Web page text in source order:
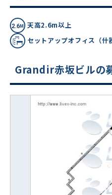
天高2.6m以上
セットアップオフィス（什
Grandir赤坂ビルの